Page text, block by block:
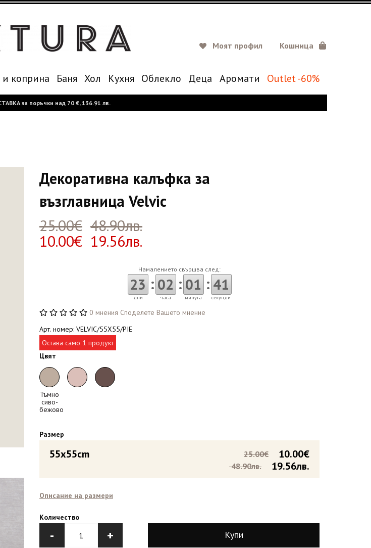
Моят профил Кошница
и коприна Баня Хол Кухня Oблекло Деца Аромати Outlet -60%
за поръчки над 70 €,136.91 лв.
Декоративна калъфка за
възглавница Velvic
25.00€ 48.90лв.
10.00€ 19.56лв.
Намалението свършва след:
23
дни
: 02
часа
: 01
минута
: 40
секунди
0 мнения Споделете Вашето мнение
Арт. номер: VELVIC/55X55/PIE
Остава само 1 продукт
Цвят
Тъмно
сиво-
бежово
Размер
55x55cm 10.00€
25.00€
19.56лв.
48.90лв.
Описание на размери
Количество
- + Купи